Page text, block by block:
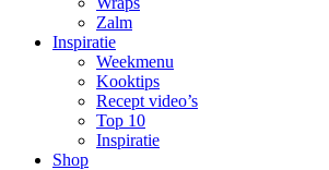
Zalm
Inspiratie
Weekmenu
Kooktips
Recept video’s
Top 10
Inspiratie
Shop